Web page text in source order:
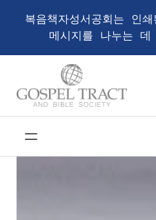
복음책자성서공회는 인
메시지를 나누는